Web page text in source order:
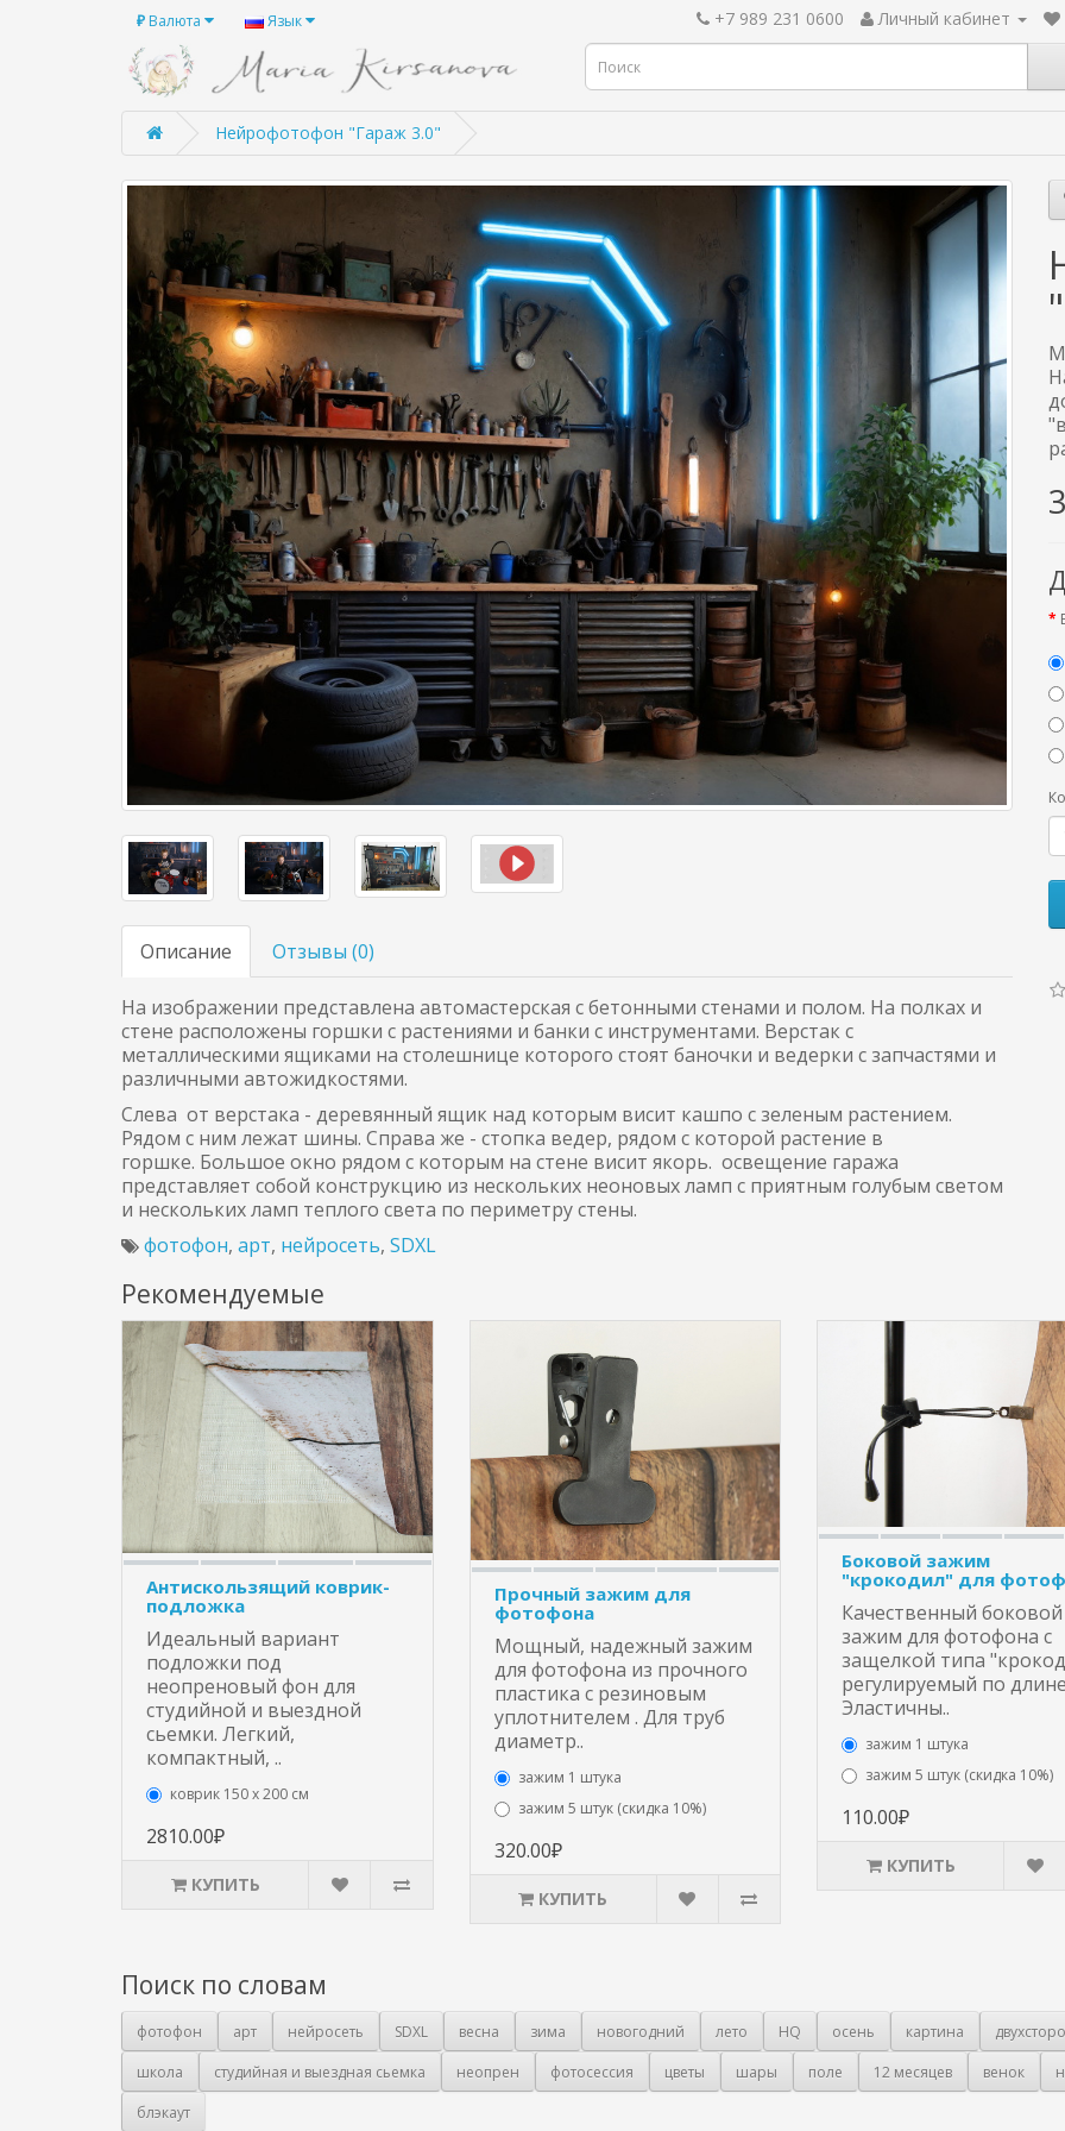
₽ Валюта Язык +7 989 231 0600 Личный кабинет
Нейрофотофон "Гараж 3.0"
Описание Отзывы (0)
На изображении представлена автомастерская с бетонными стенами и полом. На полках и
стене расположены горшки с растениями и банки с инструментами. Верстак с
металлическими ящиками на столешнице которого стоят баночки и ведерки с запчастями и
различными автожидкостями.
Слева от верстака - деревянный ящик над которым висит кашпо с зеленым растением.
Рядом с ним лежат шины. Справа же - стопка ведер, рядом с которой растение в
горшке. Большое окно рядом с которым на стене висит якорь. освещение гаража
представляет собой конструкцию из нескольких неоновых ламп с приятным голубым светом
и нескольких ламп теплого света по периметру стены.
фотофон, арт, нейросеть, SDXL
Рекомендуемые
Антискользящий коврик-
подложка
Идеальный вариант
подложки под
неопреновый фон для
студийной и выездной
сьемки. Легкий,
компактный, ..
коврик 150 х 200 см
2810.00₽
КУПИТЬ
Прочный зажим для
фотофона
Мощный, надежный зажим
для фотофона из прочного
пластика с резиновым
уплотнителем . Для труб
диаметр..
зажим 1 штука
зажим 5 штук (скидка 10%)
320.00₽
КУПИТЬ
Боковой зажим
"крокодил" для
Качественный боковой
зажим для фотофона с
защелкой типа
регулируемый по
Эластичны..
зажим 1 штука
зажим 5 штук (скидка 10%)
110.00₽
КУПИТЬ
Поиск по словам
фотофон арт нейросеть SDXL весна зима новогодний лето HQ осень картина
школа
студийная и выездная сьемка неопрен фотосессия цветы шары поле 12 месяцев венок
блэкаут